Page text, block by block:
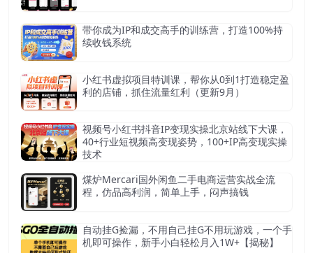
带你成为IP和成交高手的训练营，打造100%持
续收钱系统
小红书虚拟项目特训课，帮你从0到1打造稳定盈
利的店铺，抓住流量红利（更新9月）
视频号小红书抖音IP变现实操北京站线下大课，
40+行业短视频高变现姿势，100+IP高变现实操
技术
煤炉Mercari国外闲鱼二手电商运营实战全流
程，仿品高利润，简单上手，闷声搞钱
自动挂G捡漏，不用自己挂G不用玩游戏，一个手
机即可操作，新手小白轻松月入1W+【揭秘】